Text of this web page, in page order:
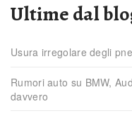
Ultime dal
Usura irregolare degli
Rumori auto su BMW,
davvero